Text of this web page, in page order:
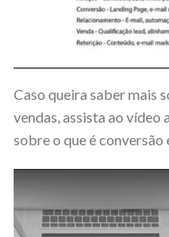
Caso queira saber mais
vendas, assista ao vídeo
sobre o que é